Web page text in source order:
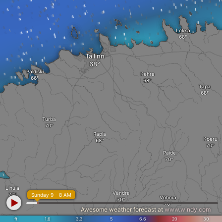
Loksa
Rapla
Paldiski
Tallinn
Turba
Paide
Koeru
Tapa
Kehra
Vändra
Lihula
Võhma
ft 1.6 3.3 5 6.6 20 30
Sunday 9 - 8 AM
Awesome weather forecast at www.windy.com